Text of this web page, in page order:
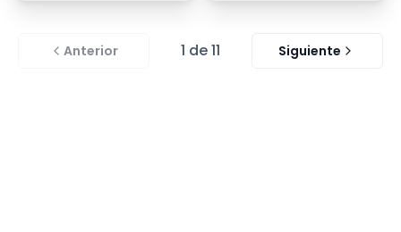
Anterior 1 de11 Siguiente